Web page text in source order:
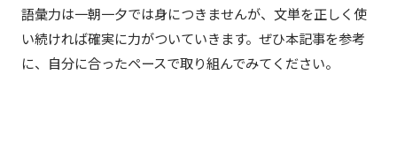
語彙力は一朝一夕では身につきませんが、文単を正しく使
い続ければ確実に力がついていきます。ぜひ本記事を参考
に、自分に合ったペースで取り組んでみてください。